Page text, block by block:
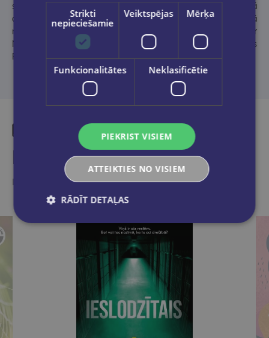
sieva tiek iesaistīti Rīgas Stradiņa slimnīcā veiktā eksperimentā
ar daudzfunkcionālo neironu lasītāju jeb Neirolasi komā
nonākušajam Rūdolfam. Detektīvintriga ir sarežģīta, un tikai ar
Neirolaša palīdzību būs iespējams noskaidrot, kurš vainīgs
Rūdolfa nelaimes gadījumā /Rolanda Bula/
Līdzīgas preces
Ieskaties, varbūt noder
Strikti
nepieciešamie
Veiktspējas Mērķa
Funkcionalitātes Neklasificētie
PIEKRIST VISIEM
ATTEIKTIES NO VISIEM
RĀDĪT DETAĻAS